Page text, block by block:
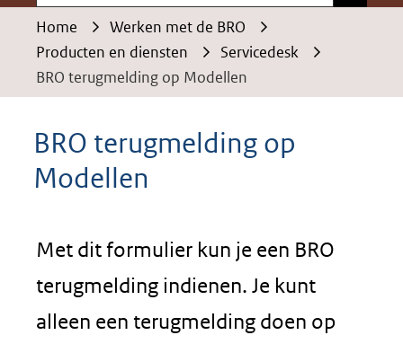
Home
Werken met de BRO
Producten en diensten
Servicedesk
BRO terugmelding op Modellen
BRO terugmelding op
Modellen
Met dit formulier kun je een BRO
terugmelding indienen. Je kunt
alleen een terugmelding doen op